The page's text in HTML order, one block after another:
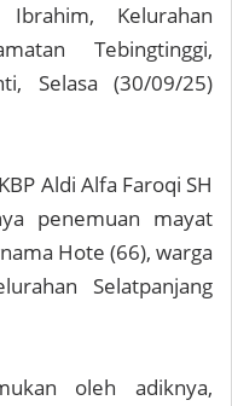
Kelurahan
Tebingtinggi,
Selasa (30/09/25)
Aldi Alfa Faroqi SH
penemuan mayat
Hote (66), warga
Selatpanjang
oleh adiknya,